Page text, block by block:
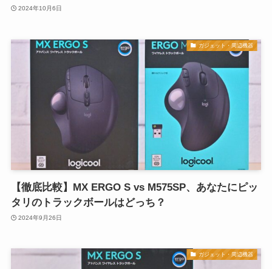
2024年10月6日
ガジェット・周辺機器
【徹底比較】MX ERGO S vs M575SP、あなたにピッ
タリのトラックボールはどっち？
2024年9月26日
ガジェット・周辺機器